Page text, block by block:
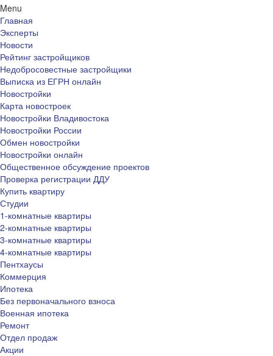
Menu
Главная
Эксперты
Новости
Рейтинг застройщиков
Недобросовестные застройщики
Выписка из ЕГРН онлайн
Новостройки
Карта новостроек
Новостройки Владивостока
Новостройки России
Обмен новостройки
Новостройки онлайн
Общественное обсуждение проектов
Проверка регистрации ДДУ
Купить квартиру
Студии
1-комнатные квартиры
2-комнатные квартиры
3-комнатные квартиры
4-комнатные квартиры
Пентхаусы
Коммерция
Ипотека
Без первоначального взноса
Военная ипотека
Ремонт
Отдел продаж
Акции